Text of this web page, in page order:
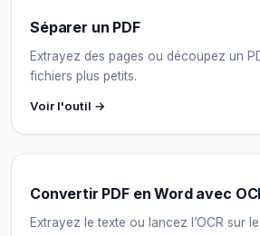
Séparer un PDF
Extrayez des pages ou découpez un
fichiers plus petits.
Voir l'outil →
Convertir PDF en Word avec
Extrayez le texte ou lancez l’OCR sur